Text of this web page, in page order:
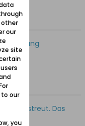
zerstreut. Das
other
our
site
our
you